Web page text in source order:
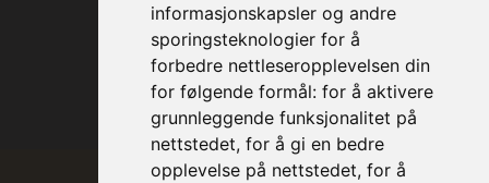
informasjonskapsler og andre
sporingsteknologier for å
forbedre nettleseropplevelsen din
for følgende formål: for å aktivere
grunnleggende funksjonalitet på
nettstedet, for å gi en bedre
opplevelse på nettstedet, for å